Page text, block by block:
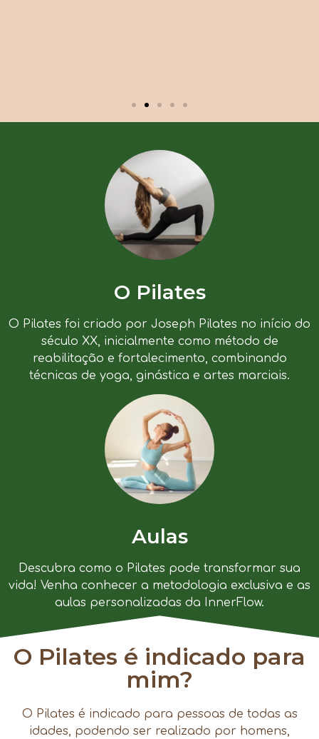
O Pilates
O Pilates foi criado por Joseph Pilates no início do
século XX, inicialmente como método de
reabilitação e fortalecimento, combinando
técnicas de yoga, ginástica e artes marciais.
Aulas
Descubra como o Pilates pode transformar sua
vida! Venha conhecer a metodologia exclusiva e as
aulas personalizadas da InnerFlow.
O Pilates é indicado para
mim?
O Pilates é indicado para pessoas de todas as
idades, podendo ser realizado por homens,